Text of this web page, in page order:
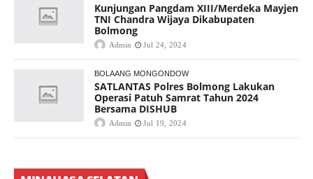
Kunjungan Pangdam XIII/Merdeka Mayjen
TNI Chandra Wijaya Dikabupaten
Bolmong
Admin Jul 24, 2024
BOLAANG MONGONDOW
SATLANTAS Polres Bolmong Lakukan
Operasi Patuh Samrat Tahun 2024
Bersama DISHUB
Admin Jul 19, 2024